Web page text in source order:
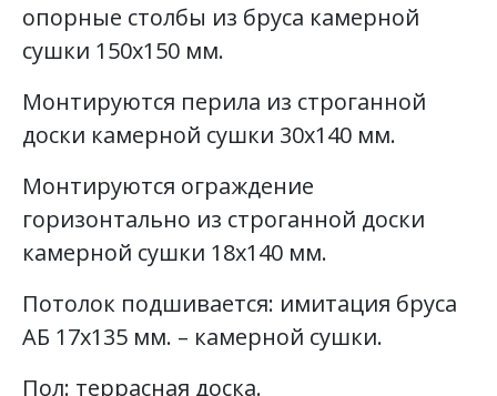
опорные столбы из бруса камерной
сушки 150х150 мм.
Монтируются перила из строганной
доски камерной сушки 30х140 мм.
Монтируются ограждение
горизонтально из строганной доски
камерной сушки 18х140 мм.
Потолок подшивается: имитация бруса
АБ 17х135 мм. – камерной сушки.
Пол: террасная доска.